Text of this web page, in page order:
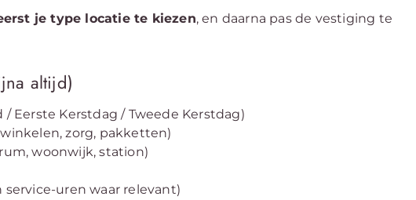
je type locatie te kiezen, en daarna pas de vestiging te
altijd)
/ Eerste Kerstdag / Tweede Kerstdag)
zorg, pakketten)
woonwijk, station)
service-uren waar relevant)